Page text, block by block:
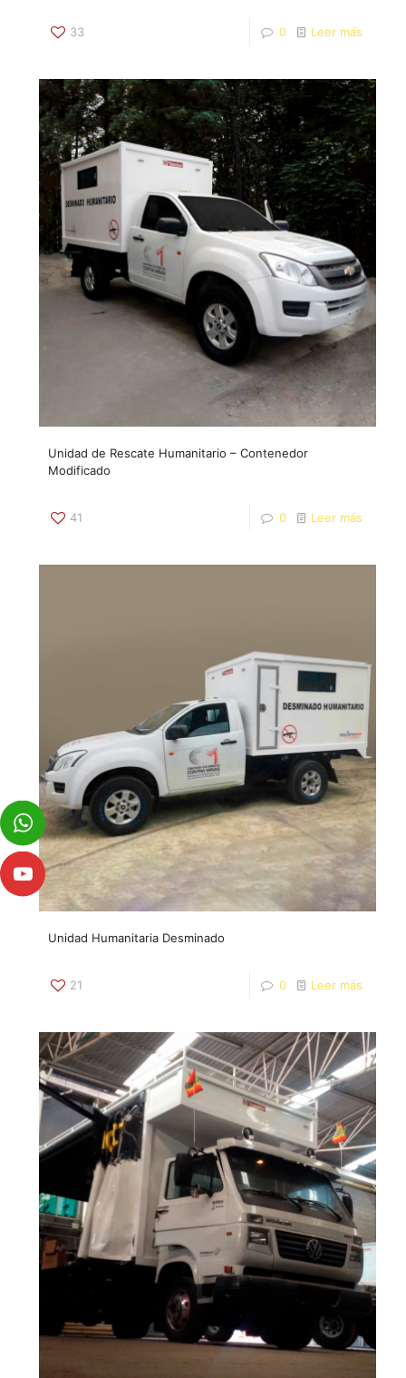
33 0 Leer más
Unidad de Rescate Humanitario – Contenedor
Modificado
41 0 Leer más
Unidad Humanitaria Desminado
21 0 Leer más